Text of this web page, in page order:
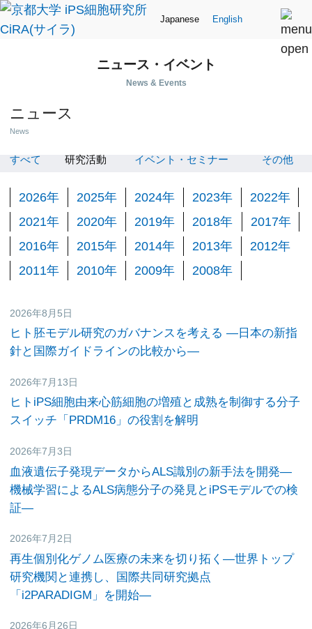
Japanese English
ニュース・イベント
News & Events
ニュース
News
すべて 研究活動 イベント・セミナー その他
2026年 2025年 2024年 2023年
2022年
2021年
2020年 2019年 2018年
2017年
2016年
2015年 2014年 2013年
2012年
2011年
2010年 2009年 2008年
2026年8月5日
ヒト胚モデル研究のガバナンスを考える ―日本の新指
針と国際ガイドラインの比較から―
2026年7月13日
ヒトiPS細胞由来心筋細胞の増殖と成熟を制御する分子
スイッチ「PRDM16」の役割を解明
2026年7月3日
血液遺伝子発現データからALS識別の新手法を開発―
機械学習によるALS病態分子の発見とiPSモデルでの検
証―
2026年7月2日
再生個別化ゲノム医療の未来を切り拓く―世界トップ
研究機関と連携し、国際共同研究拠点
「i2PARADIGM」を開始―
2026年6月26日